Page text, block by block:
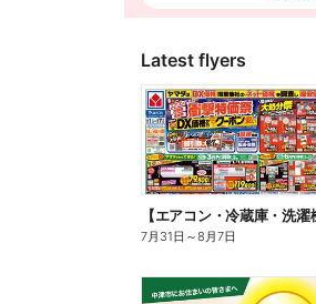
Latest flyers
7月31日 ～8月7日